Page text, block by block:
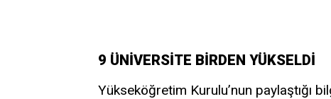
9 ÜNİVERSİTE BİRDEN YÜKSELDİ
Yükseköğretim Kurulu’nun paylaştığı